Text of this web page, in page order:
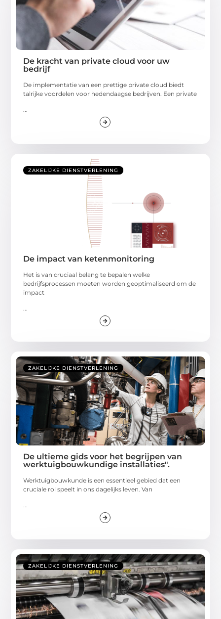
De kracht van private cloud voor uw
bedrijf
De implementatie van een prettige private cloud biedt
talrijke voordelen voor hedendaagse bedrijven. Een private
...
ZAKELIJKE DIENSTVERLENING
De impact van ketenmonitoring
Het is van cruciaal belang te bepalen welke
bedrijfsprocessen moeten worden geoptimaliseerd om de
impact
...
ZAKELIJKE DIENSTVERLENING
De ultieme gids voor het begrijpen van
werktuigbouwkundige installaties".
Werktuigbouwkunde is een essentieel gebied dat een
cruciale rol speelt in ons dagelijks leven. Van
...
ZAKELIJKE DIENSTVERLENING